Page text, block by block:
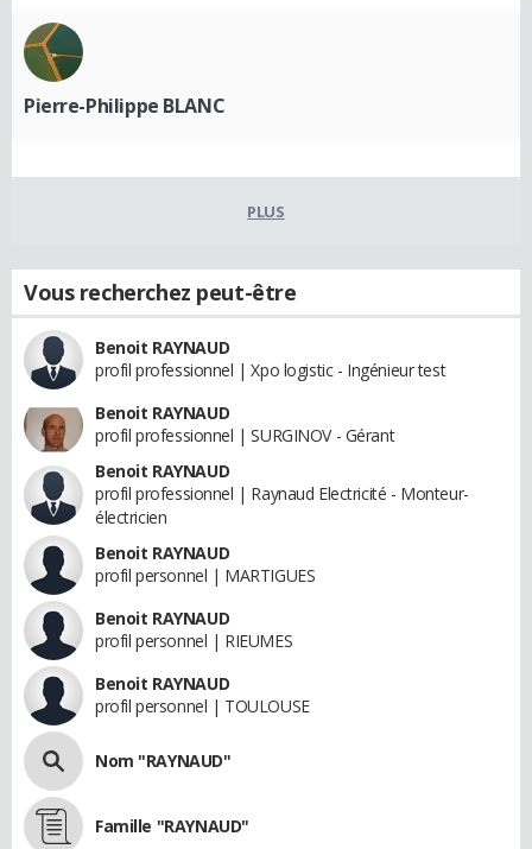
Pierre-Philippe BLANC
PLUS
Vous recherchez peut-être
Benoit RAYNAUD
profil professionnel | Xpo logistic - Ingénieur test
Benoit RAYNAUD
profil professionnel | SURGINOV - Gérant
Benoit RAYNAUD
profil professionnel | Raynaud Electricité - Monteur-
électricien
Benoit RAYNAUD
profil personnel | MARTIGUES
Benoit RAYNAUD
profil personnel | RIEUMES
Benoit RAYNAUD
profil personnel | TOULOUSE
Nom "RAYNAUD"
Famille "RAYNAUD"